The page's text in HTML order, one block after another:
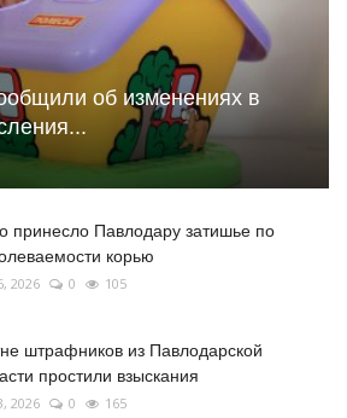
об изменениях в
принесло Павлодару затишье по
корью
2026 0 105
штрафников из Павлодарской
простили взыскания
2026 0 165